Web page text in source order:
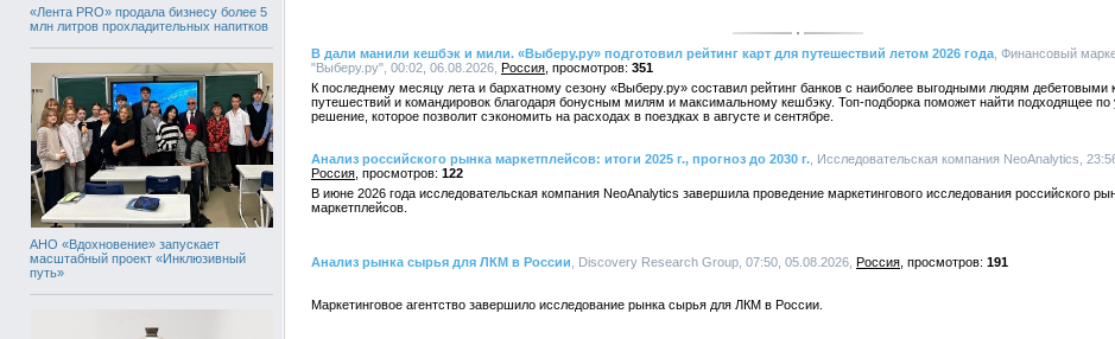
«Лента PRO» продала бизнесу более 5
млн литров прохладительных напитков
АНО «Вдохновение» запускает
масштабный проект «Инклюзивный
путь»
В дали манили кешбэк и мили. «Выберу.ру» подготовил рейтинг карт для путешествий летом 2026 года , Финансовый
"Выберу.ру", 00:02, 06.08.2026, Россия
351
К последнему месяцу лета и бархатному сезону «Выберу.ру» составил рейтинг банков с наиболее выгодными людям дебетовыми
путешествий и командировок благодаря бонусным милям и максимальному кешбэку. Топ-подборка поможет найти подходящее по
решение, которое позволит сэкономить на расходах в поездках в августе и сентябре.
Анализ российского рынка маркетплейсов: итоги 2025 г., прогноз до 2030 г. , Исследовательская компания NeoAnalytics,
Россия
122
В июне 2026 года исследовательская компания NeoAnalytics завершила проведение маркетингового исследования российского
маркетплейсов.
Анализ рынка сырья для ЛКМ в России , Discovery Research Group, 07:50, 05.08.2026, Россия 191
Маркетинговое агентство завершило исследование рынка сырья для ЛКМ в России.